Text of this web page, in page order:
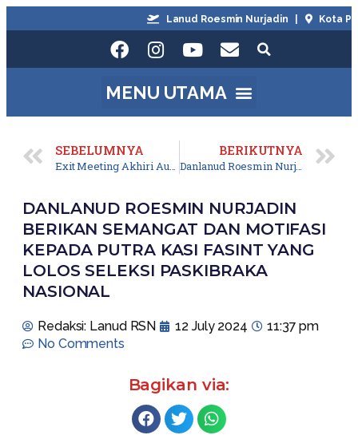
Lanud Roesmin Nurjadin | Kota
SEBELUMNYA BERIKUTNYA
DANLANUD ROESMIN NURJADIN
BERIKAN SEMANGAT DAN MOTIFASI
KEPADA PUTRA KASI FASINT YANG
LOLOS SELEKSI PASKIBRAKA
NASIONAL
Redaksi: Lanud RSN 12 July 2024
11:37 pm
No Comments
Bagikan via: